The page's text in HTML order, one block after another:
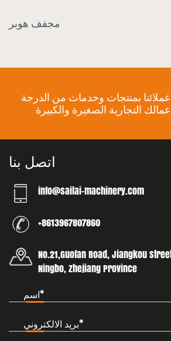
مجفف هوبر
بمنتجات وخدمات من الدرجة
اتصل بنا
info@sailai-machinery.com
+8613967807860
No.21,Guofan Road, Jiangkou
Ningbo, Zhejiang Province